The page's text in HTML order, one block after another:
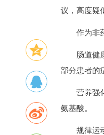
议，高度疑
作为非
肠道健
部分患者的
营养强
氨基酸。
规律运